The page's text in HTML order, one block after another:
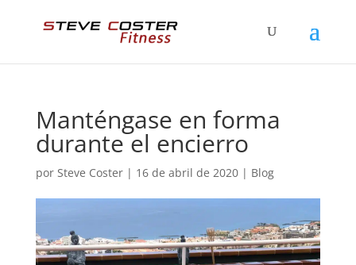
Manténgase en forma
durante el encierro
por Steve Coster| 16 de abril de 2020| Blog